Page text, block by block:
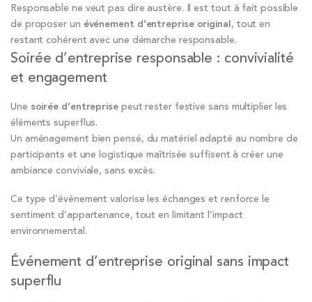
Responsable ne veut pas dire austère. Il est tout à fait possible
de proposer un événement d’entreprise original, tout en
restant cohérent avec une démarche responsable.
Soirée d’entreprise responsable : convivialité
et engagement
Une soirée d’entreprisepeut rester festive sans multiplier les
éléments superflus.
Un aménagement bien pensé, du matériel adapté au nombre de
participants et une logistique maîtrisée suffisent à créer une
ambiance conviviale, sans excès.
Ce type d’événement valorise les échanges et renforce le
sentiment d’appartenance, tout en limitant l’impact
environnemental.
Événement d’entreprise original sans impact
superflu